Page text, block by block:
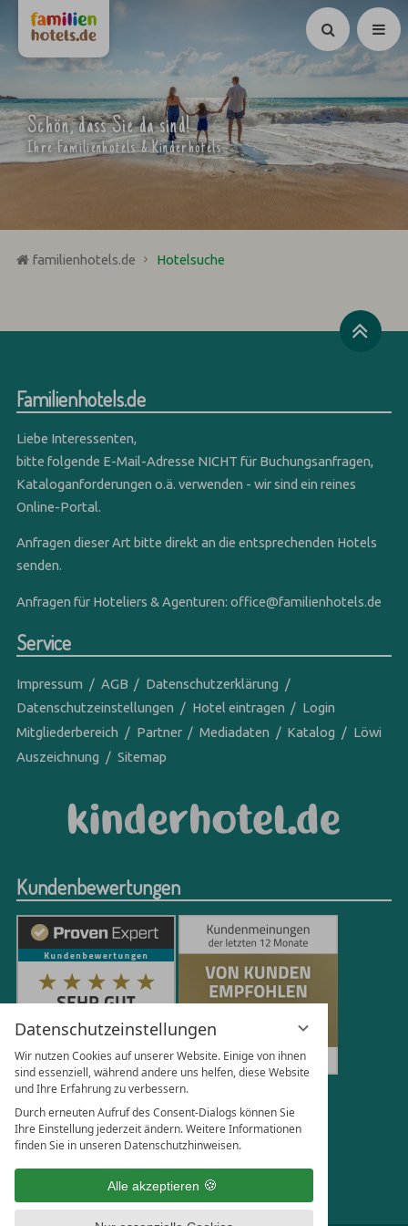
Datenschutzeinstellungen
Wir nutzen Cookies auf unserer Website. Einige von ihnen
sind essenziell, während andere uns helfen, diese Website
und Ihre Erfahrung zu verbessern.
Durch erneuten Aufruf des Consent-Dialogs können Sie
Ihre Einstellung jederzeit ändern. Weitere Informationen
finden Sie in unseren Datenschutzhinweisen.
Alle akzeptieren
Suchen
Schön, dass Sie da sind!
Ihre Familienhotels & Kinderhotels
familienhotels.de Hotelsuche
Familienhotels.de
Liebe Interessenten,
bitte folgende E-Mail-Adresse NICHT für Buchungsanfragen,
Kataloganforderungen o.ä. verwenden - wir sind ein reines
Online-Portal.
Anfragen dieser Art bitte direkt an die entsprechenden Hotels
senden.
Anfragen für Hoteliers & Agenturen:office@familienhotels.de
Service
Impressum AGB
Datenschutzerklärung
Datenschutzeinstellungen
Hotel eintragen
Login
Mitgliederbereich
Partner Mediadaten Katalog
Löwi
Auszeichnung
Sitemap
Kundenbewertungen